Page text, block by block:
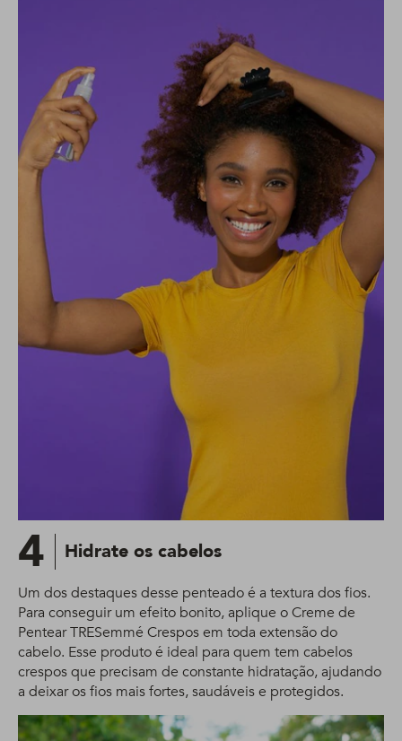
4 Hidrate os cabelos
Um dos destaques desse penteado é a textura dos fios.
Para conseguir um efeito bonito, aplique o Creme de
Pentear TRESemmé Crespos em toda extensão do
cabelo. Esse produto é ideal para quem tem cabelos
crespos que precisam de constante hidratação, ajudando
a deixar os fios mais fortes, saudáveis e protegidos.